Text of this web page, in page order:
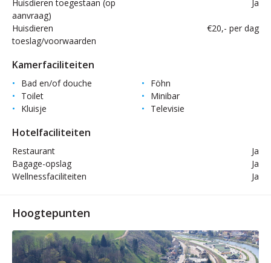
Huisdieren toegestaan (op
aanvraag)
Ja
Huisdieren
toeslag/voorwaarden
€20,- per dag
Kamerfaciliteiten
Bad en/of douche
Föhn
Toilet
Minibar
Kluisje
Televisie
Hotelfaciliteiten
Restaurant
Ja
Bagage-opslag
Ja
Wellnessfaciliteiten
Ja
Hoogtepunten